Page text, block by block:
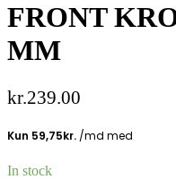
FRONT
MM
kr.239.00
In stock